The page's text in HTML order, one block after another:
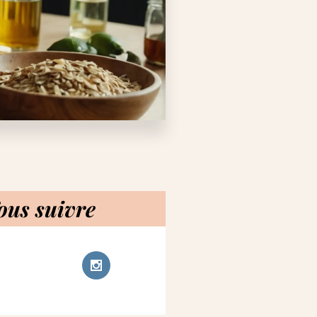
suivre